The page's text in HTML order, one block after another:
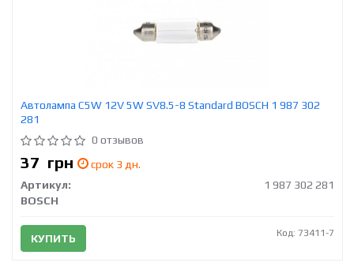
Автолампа C5W 12V 5W SV8.5-8 Standard BOSCH 1 987 302
281
0 отзывов
37 грн
срок 3 дн.
Артикул:
1 987 302 281
BOSCH
КУПИТЬ Код: 73411-7